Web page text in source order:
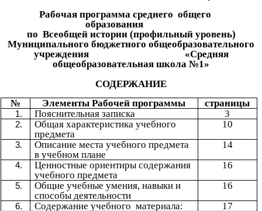
Рабочая программа среднего общего
образования
по Всеобщей истории (профильный уровень)
Муниципального бюджетного общеобразовательного
учреждения «Средняя
общеобразовательная школа №1»
СОДЕРЖАНИЕ
№
Элементы Рабочей программы
страницы
Пояснительная записка
3
Общая характеристика учебного
предмета
10
Описание места учебного предмета
в учебном плане
14
Ценностные ориентиры содержания
учебного предмета
16
Общие учебные умения, навыки и
способы деятельности
16
Содержание учебного материала:
17